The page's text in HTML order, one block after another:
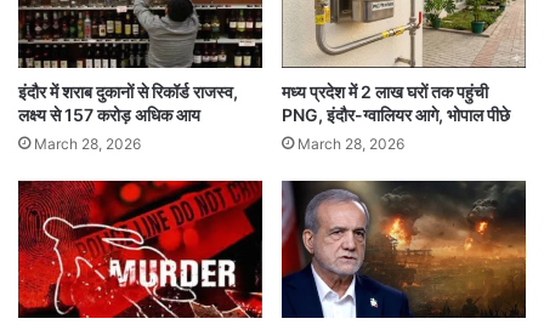
बच्चे और सास घर पर ही थे. अब इंदौर पुलिस इस सुसाइड
केस की जांच कर रही है.
इंदौर में शराब दुकानों से रिकॉर्ड राजस्व,
लक्ष्य से 157 करोड़ अधिक आय
March 28, 2026
मध्य प्रदेश में 2 लाख घरों तक पहुंची
PNG, इंदौर-ग्वालियर आगे, भोपाल पीछे
March 28, 2026